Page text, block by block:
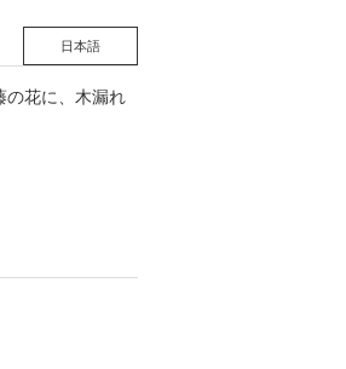
日本語
の花に、木漏れ